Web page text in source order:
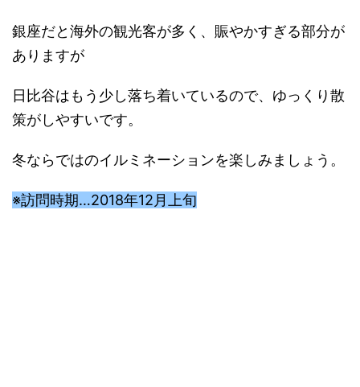
銀座だと海外の観光客が多く、賑やかすぎる部分が
ありますが
日比谷はもう少し落ち着いているので、ゆっくり散
策がしやすいです。
冬ならではのイルミネーションを楽しみましょう。
※訪問時期…2018年12月上旬